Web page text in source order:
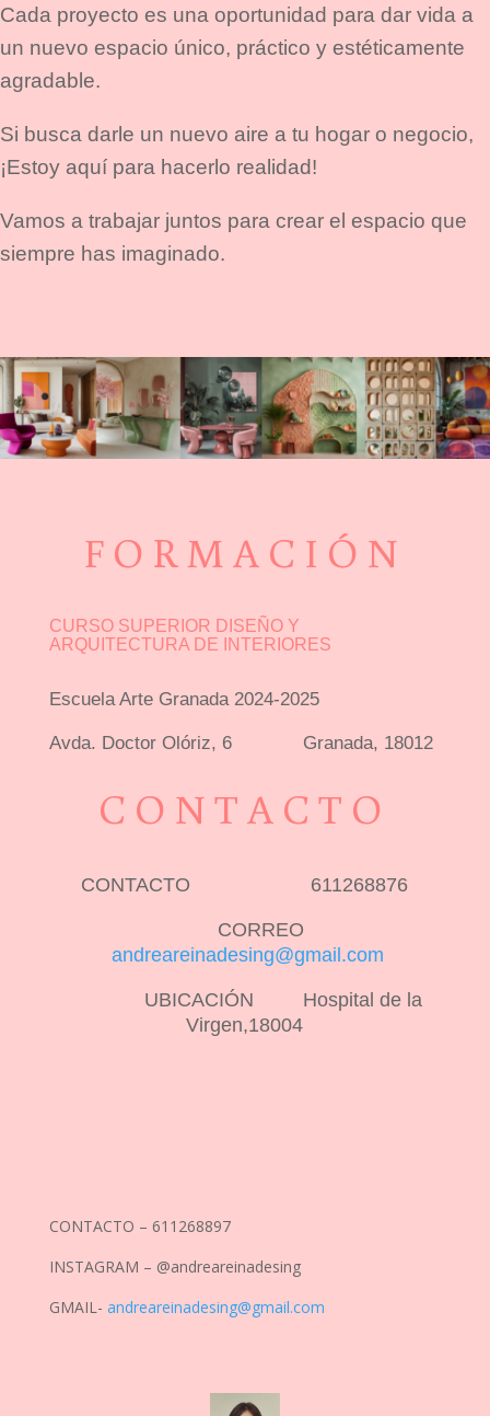
Cada proyecto es una oportunidad para dar vida a
un nuevo espacio único, práctico y estéticamente
agradable.
Si busca darle un nuevo aire a tu hogar o negocio,
¡Estoy aquí para hacerlo realidad!
Vamos a trabajar juntos para crear el espacio que
siempre has imaginado.
FORMACIÓN
CURSO SUPERIOR DISEÑO Y
ARQUITECTURA DE INTERIORES
Escuela Arte Granada 2024-2025
Avda. Doctor Olóriz, 6 Granada, 18012
CONTACTO
CONTACTO 611268876
CORREO
andreareinadesing@gmail.com
UBICACIÓN Hospital de la
Virgen,18004
CONTACTO – 611268897
INSTAGRAM – @andreareinadesing
GMAIL- andreareinadesing@gmail.com